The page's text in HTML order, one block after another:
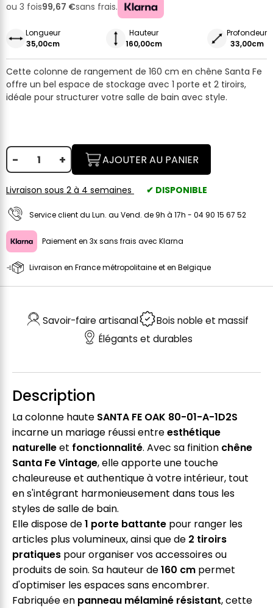
ou 3 fois99,67 €sans frais.
Longueur
35,00cm
Hauteur
160,00cm
Profondeur
33,00cm
Cette colonne de rangement de 160 cm en chêne Santa Fe
offre un bel espace de stockage avec 1 porte et 2 tiroirs,
idéale pour structurer votre salle de bain avec style.
- + AJOUTER AU PANIER
Livraison sous 2 à 4 semaines ✔ DISPONIBLE
Service client du Lun. au Vend. de 9h à 17h - 04 90 15 67 52
Paiement en 3x sans frais avec Klarna
Livraison en France métropolitaine et en Belgique
Savoir-faire artisanal
Bois noble et massif
Élégants et durables
Description
La colonne haute SANTA FE OAK 80-01-A-1D2S
incarne un mariage réussi entreesthétique
naturelleet fonctionnalité. Avec sa finition chêne
Santa Fe Vintage, elle apporte une touche
chaleureuse et authentique à votre intérieur, tout
en s'intégrant harmonieusement dans tous les
styles de salle de bain.
Elle dispose de1 porte battante pour ranger les
articles plus volumineux, ainsi que de 2 tiroirs
pratiques pour organiser vos accessoires ou
produits de soin. Sa hauteur de160 cm permet
d'optimiser les espaces sans encombrer.
Fabriquée en panneau mélaminé résistant, cette